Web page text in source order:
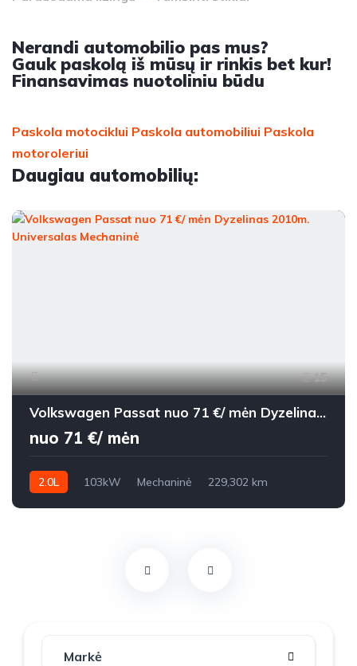
Nerandi automobilio pas mus?
Gauk paskolą iš mūsų ir rinkis bet kur!
Finansavimas nuotoliniu būdu
Paskola motociklui Paskola automobiliui Paskola
motoroleriui
Daugiau automobilių:
15
Volkswagen Passat nuo 71 €/ mėn Dyzelinas 2010m. Universalas Mechaninė
nuo 71 €/ mėn
2.0L 103kW Mechaninė
229,302 km